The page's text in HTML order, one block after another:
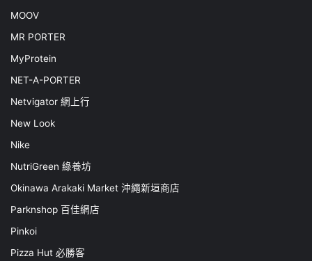
MOOV
MR PORTER
MyProtein
NET-A-PORTER
Netvigator 網上行
New Look
Nike
NutriGreen 綠養坊
Okinawa Arakaki Market 沖繩新垣商店
Parknshop 百佳網店
Pinkoi
Pizza Hut 必勝客